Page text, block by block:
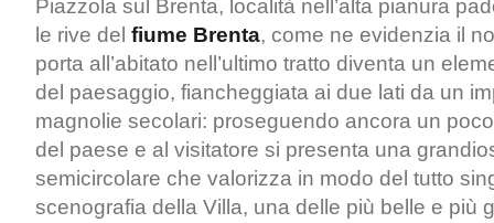
Piazzola sul Brenta, località nell’alta pianura
le rive del fiume Brenta, come ne evidenzia il
porta all’abitato nell’ultimo tratto diventa un
del paesaggio, fiancheggiata ai due lati da un
magnolie secolari: proseguendo ancora un
del paese e al visitatore si presenta una
semicircolare che valorizza in modo del tutto
scenografia della Villa, una delle più belle e più